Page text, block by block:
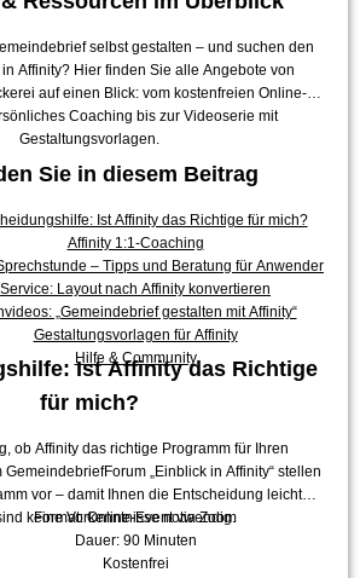
selbst gestalten – und suchen den
Affinity? Hier finden Sie alle Angebote von
auf einen Blick: vom kostenfreien Online-
Coaching bis zur Videoserie mit
Gestaltungsvorlagen.
Sie in diesem Beitrag
Ist Affinity das Richtige für mich?
Affinity 1:1-Coaching
– Tipps und Beratung für Anwender
Service: Layout nach Affinity konvertieren
„Gemeindebrief gestalten mit Affinity“
Gestaltungsvorlagen für Affinity
Hilfe & Community
Ist Affinity das Richtige
für mich?
ob Affinity das richtige Programm für Ihren
„Einblick in Affinity“ stellen
vor – damit Ihnen die Entscheidung leichter
keine Vorkenntnisse notwendig.
Format: Online-Event via Zoom
Dauer: 90 Minuten
Kostenfrei